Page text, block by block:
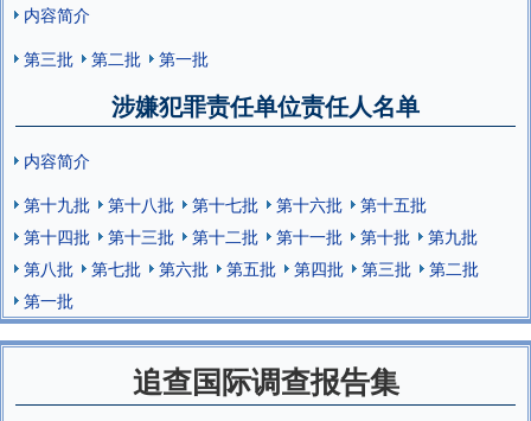
内容简介
第三批
第二批 第一批
涉嫌犯罪责任单位责任人名单
内容简介
第十九批
第十八批 第十七批 第十六批
第十五批
第十四批
第十三批 第十二批 第十一批 第十批
第九批
第八批
第七批 第六批 第五批 第四批 第三批
第二批
第一批
追查国际调查报告集